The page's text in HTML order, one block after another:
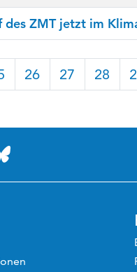
ZMT jetzt im
26 27 28